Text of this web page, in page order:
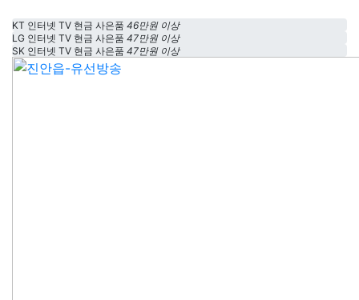
KT 인터넷 TV 현금 사은품 46만원 이상
LG 인터넷 TV 현금 사은품 47만원 이상
SK 인터넷 TV 현금 사은품 47만원 이상